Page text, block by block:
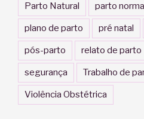
Parto Natural parto normal
plano de parto pré natal
pós-parto relato de parto
segurança Trabalho de
Violência Obstétrica